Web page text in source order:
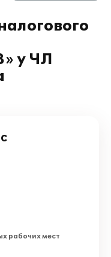
у ЧЛ
рабочих мест